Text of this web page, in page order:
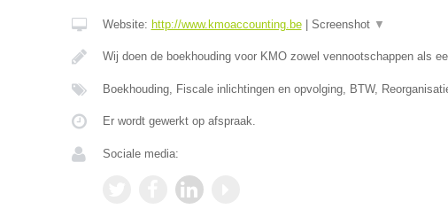
Website: http://www.kmoaccounting.be| Screenshot ▼
Wij doen de boekhouding voor KMO zowel vennootschappen als
Boekhouding, Fiscale inlichtingen en opvolging, BTW,
Er wordt gewerkt op afspraak.
Sociale media: